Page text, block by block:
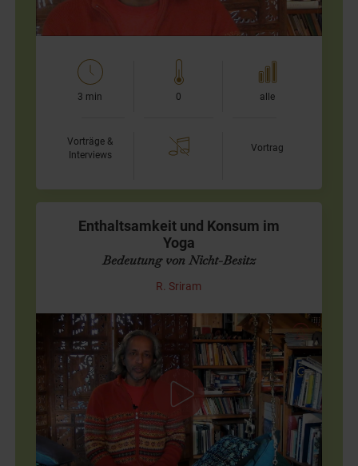
3 min 0 alle
Vorträge &
Interviews
Vortrag
Enthaltsamkeit und Konsum im
Yoga
Bedeutung von Nicht-Besitz
R. Sriram
Enthaltsamkeit aus der Sicht des "Yoga
Sutra"
R. Sriram spricht über "Aparigraha" - zu Deutsch: Konsum
oder Nicht-Besitz.
Aparigraha ist eines der fünf Yamas, die zur ersten Stufe
des…